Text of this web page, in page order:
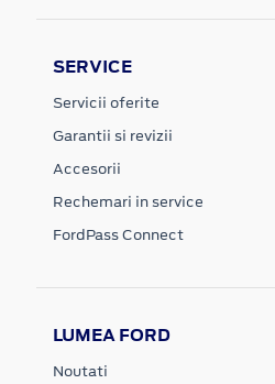
SERVICE
Servicii oferite
Garantii si revizii
Accesorii
Rechemari in service
FordPass Connect
LUMEA FORD
Noutati